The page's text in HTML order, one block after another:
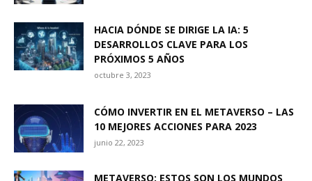
HACIA DÓNDE SE DIRIGE LA IA: 5
DESARROLLOS CLAVE PARA LOS
PRÓXIMOS 5 AÑOS
octubre 3, 2023
CÓMO INVERTIR EN EL METAVERSO – LAS
10 MEJORES ACCIONES PARA 2023
junio 22, 2023
METAVERSO: ESTOS SON LOS MUNDOS